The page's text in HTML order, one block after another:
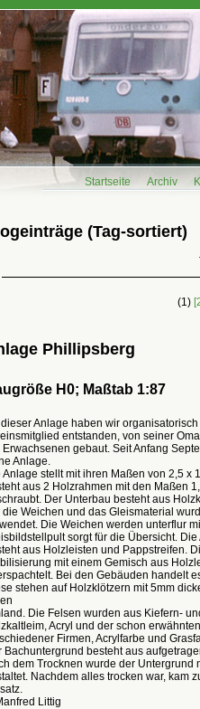
Startseite Archiv
(Tag-sortiert)
(1)
Phillipsberg
H0; Maßtab 1:87
dieser Anlage haben wir
entstanden, von seiner
Erwachsenen gebaut. Seit Anfang
Anlage.
Anlage stellt mit ihren Maßen von 2,5 x
aus 2 Holzrahmen mit den Maßen
Der Unterbau besteht aus
die Weichen und das Gleismaterial
Die Weichen werden unterflur
sorgt für die Übersicht.
aus Holzleisten und Pappstreifen.
mit einem Gemisch aus
Bei den Gebäuden handelt
stehen auf Holzklötzern mit 5mm
Die Felsen wurden aus Kiefern-
Acryl und der schon
Firmen, Acrylfarbe und
Bachuntergrund besteht aus
dem Trocknen wurde der
Nachdem alles trocken war, kam
Littig